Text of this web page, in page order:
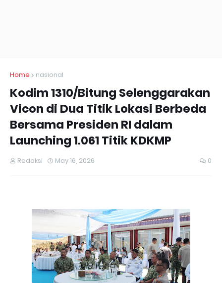
Home nasional
Kodim 1310/Bitung Selenggarakan
Vicon di Dua Titik Lokasi Berbeda
Bersama Presiden RI dalam
Launching 1.061 Titik KDKMP
Redaksi May 16, 2026 0